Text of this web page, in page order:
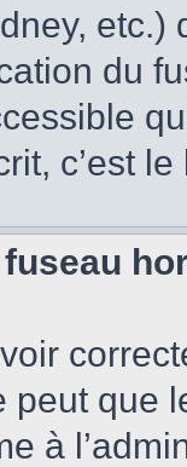
etc.)
du
c’est
peut que
à